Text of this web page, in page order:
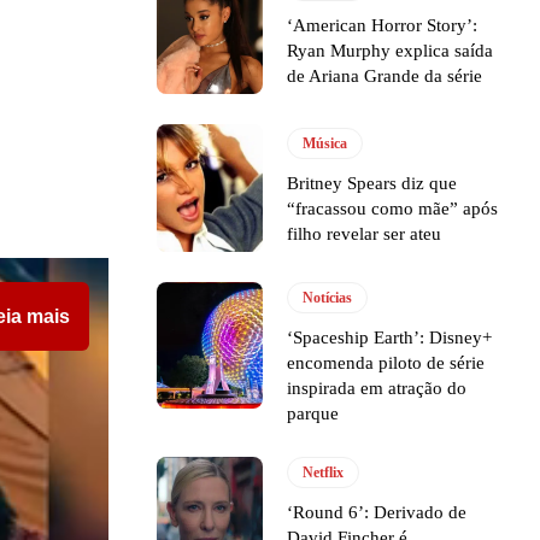
mais
‘American Horror Story’:
Ryan Murphy explica saída
de Ariana Grande da série
Música
Britney Spears diz que
“fracassou como mãe” após
filho revelar ser ateu
Notícias
‘Spaceship Earth’: Disney+
encomenda piloto de série
inspirada em atração do
parque
Netflix
‘Round 6’: Derivado de